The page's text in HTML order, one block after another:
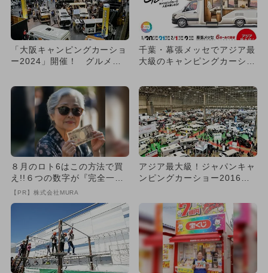
「大阪キャンピングカーショ
ー2024」開催！ グルメ＆
千葉・幕張メッセでアジア最
大級のキャンピングカーショ
８月のロト6はこの方法で買
え!!６つの数字が『完全一
致』する方法
【PR】株式会社MURA
アジア最大級！ジャパンキャ
ンピングカーショー2016開